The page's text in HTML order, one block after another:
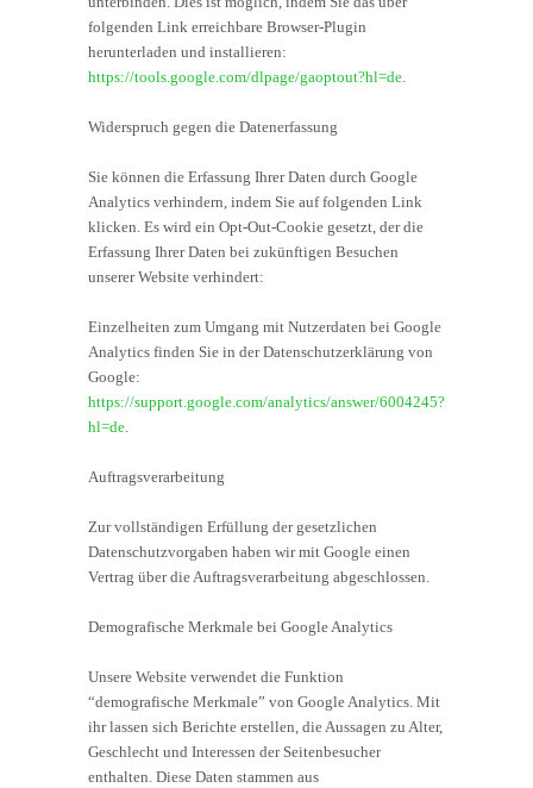
folgenden Link erreichbare Browser-Plugin
herunterladen und installieren:
https://tools.google.com/dlpage/gaoptout?hl=de
Widerspruch gegen die Datenerfassung
Sie können die Erfassung Ihrer Daten durch Google
Analytics verhindern, indem Sie auf folgenden Link
klicken. Es wird ein Opt-Out-Cookie gesetzt, der die
Erfassung Ihrer Daten bei zukünftigen Besuchen
unserer Website verhindert:
Einzelheiten zum Umgang mit Nutzerdaten bei Google
Analytics finden Sie in der Datenschutzerklärung von
Google:
https://support.google.com/analytics/answer/6004245?
hl=de
Auftragsverarbeitung
Zur vollständigen Erfüllung der gesetzlichen
Datenschutzvorgaben haben wir mit Google einen
Vertrag über die Auftragsverarbeitung abgeschlossen.
Demografische Merkmale bei Google Analytics
Unsere Website verwendet die Funktion
“demografische Merkmale” von Google Analytics. Mit
ihr lassen sich Berichte erstellen, die Aussagen zu Alter,
Geschlecht und Interessen der Seitenbesucher
enthalten. Diese Daten stammen aus